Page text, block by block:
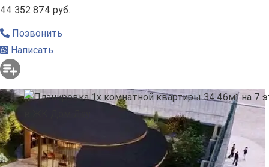
44 352 874 руб.
Позвонить
Написать